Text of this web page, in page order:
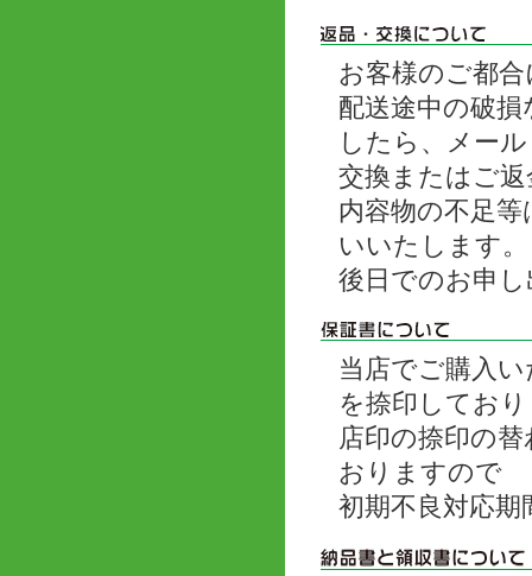
お客様のご都
配送途中の破
したら、メー
交換またはご
内容物の不足
いいたします。
後日でのお申
当店でご購入
を捺印してお
店印の捺印の
おりますので
初期不良対応